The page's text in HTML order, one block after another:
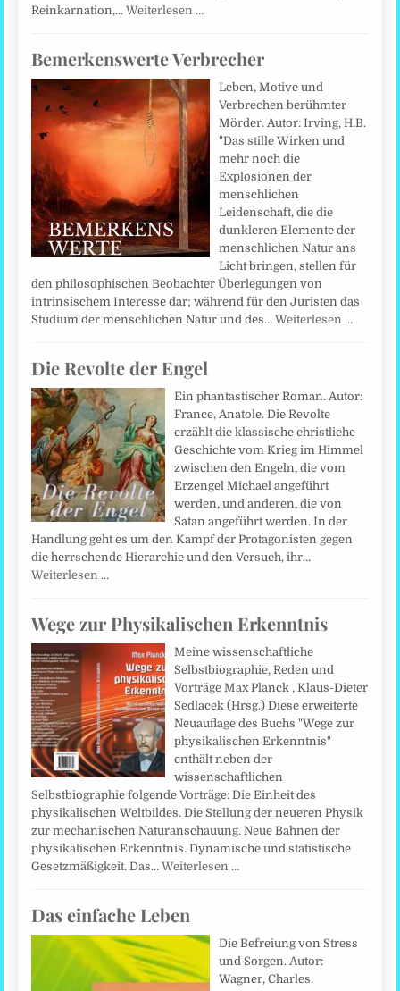
Reinkarnation,…Weiterlesen …
Bemerkenswerte Verbrecher
Leben, Motive und
Verbrechen berühmter
Mörder. Autor: Irving, H.B.
"Das stille Wirken und
mehr noch die
Explosionen der
menschlichen
Leidenschaft, die die
dunkleren Elemente der
menschlichen Natur ans
Licht bringen, stellen für
den philosophischen Beobachter Überlegungen von
intrinsischem Interesse dar; während für den Juristen das
Studium der menschlichen Natur und des…Weiterlesen …
Die Revolte der Engel
Ein phantastischer Roman. Autor:
France, Anatole. Die Revolte
erzählt die klassische christliche
Geschichte vom Krieg im Himmel
zwischen den Engeln, die vom
Erzengel Michael angeführt
werden, und anderen, die von
Satan angeführt werden. In der
Handlung geht es um den Kampf der Protagonisten gegen
die herrschende Hierarchie und den Versuch, ihr…
Weiterlesen …
Wege zur Physikalischen Erkenntnis
Meine wissenschaftliche
Selbstbiographie, Reden und
Vorträge Max Planck , Klaus-Dieter
Sedlacek (Hrsg.) Diese erweiterte
Neuauflage des Buchs "Wege zur
physikalischen Erkenntnis"
enthält neben der
wissenschaftlichen
Selbstbiographie folgende Vorträge: Die Einheit des
physikalischen Weltbildes. Die Stellung der neueren Physik
zur mechanischen Naturanschauung. Neue Bahnen der
physikalischen Erkenntnis. Dynamische und statistische
Gesetzmäßigkeit. Das…Weiterlesen …
Das einfache Leben
Die Befreiung von Stress
und Sorgen. Autor:
Wagner, Charles.